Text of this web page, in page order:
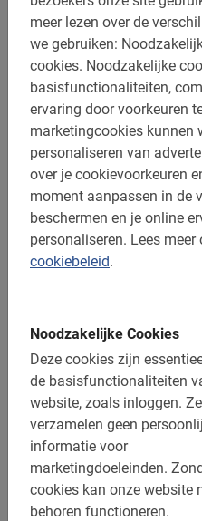
meer lezen over de
we gebruiken:
cookies. Noodzakelijke
basisfunctionaliteiten,
ervaring door voorkeuren
marketingcookies kunnen
personaliseren van
over je cookievoorkeuren
moment aanpassen in de
beschermen en je online
personaliseren. Lees meer
cookiebeleid.
Noodzakelijke Cookies
Deze cookies zijn
de basisfunctionaliteiten
website, zoals inloggen. Ze
verzamelen geen
informatie voor
marketingdoeleinden.
cookies kan onze website
behoren functioneren.
Ga direct naar de
jouw stad
In de belangrijkste steden
fietsverhuur aan, zodat je
rond fietsen. Kies
fietsen. Reserveren is
te kunnen garanderen.
Fietsen huren in Alicante
Fietsen huren Amsterdam
Fietsverhuur in Antwerpen
Fietsverhuur in Athene
Fietsverhuur in Berlijn
Fietsverhuur in Bilbao
Fietsverhuur in Boedapest
Fietsverhuur in Bogota
Fietsverhuur in Bologna
Fietsverhuur in Breda
Fietsverhuur in Cordoba
Fietsverhuur in Edinburgh
Fietsverhuur Florence